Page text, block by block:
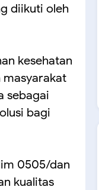
diikuti oleh
kesehatan
masyarakat
sebagai
bagi
0505/dan
kualitas